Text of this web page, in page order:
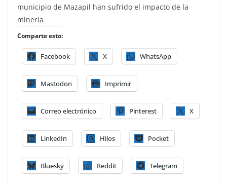
municipio de Mazapil han sufrido el impacto de la
minería
Comparte esto:
Facebook X WhatsApp
Mastodon Imprimir
Correo electrónico Pinterest X
LinkedIn Hilos Pocket
Bluesky Reddit Telegram